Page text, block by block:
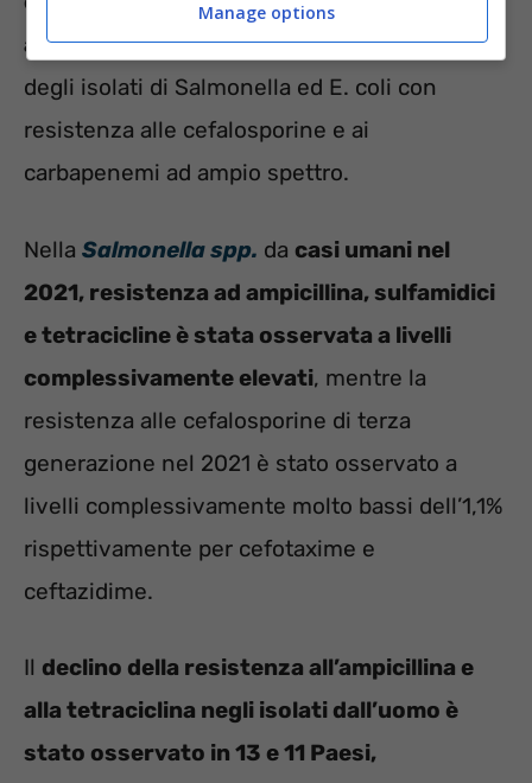
alternativoal test fenotipico supplementare
degli isolati di Salmonella ed E. coli con
resistenza alle cefalosporine e ai
carbapenemi ad ampio spettro.
Nella Salmonella spp. da casi umani nel
2021, resistenza ad ampicillina, sulfamidici
etetracicline è stata osservata a livelli
complessivamente elevati, mentre la
resistenza alle cefalosporine di terza
generazione nel 2021 è stato osservato a
livelli complessivamente molto bassi dell’1,1%
rispettivamente per cefotaxime e
ceftazidime.
Il declino della resistenza all’ampicillina e
alla tetraciclina negli isolati dall’uomo è
stato osservato in 13 e 11 Paesi,
Manage options